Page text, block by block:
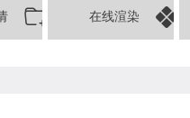
在线渲染